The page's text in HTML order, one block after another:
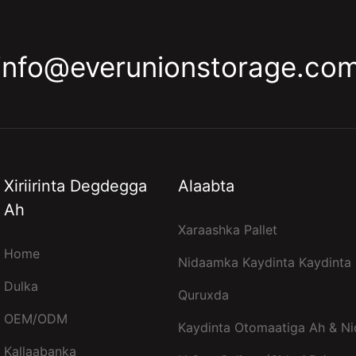
Xiriirinta Degdegga
Ah
Home
Dulka
OEM/ODM
Kallaabanka
Alaabta
Xaraashka Pallet
Nidaamka Kaydinta Kaydinta
Quruxda
Kaydinta Otomaatiga Ah &